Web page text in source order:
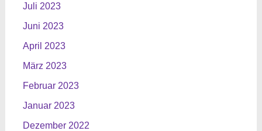
Juli 2023
Juni 2023
April 2023
März 2023
Februar 2023
Januar 2023
Dezember 2022